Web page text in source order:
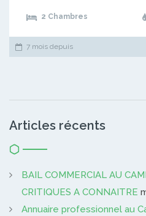
2 Chambres
7 mois depuis
Articles récents
BAIL COMMERCIAL AU
CRITIQUES A CONNAITRE
Annuaire professionnel au